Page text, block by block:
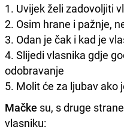
1. Uvijek želi zadovoljiti
2. Osim hrane i pažnje,
3. Odan je čak i kad je
4. Slijedi vlasnika gdje
odobravanje
5. Molit će za ljubav ako
Mačke su, s druge
vlasniku: